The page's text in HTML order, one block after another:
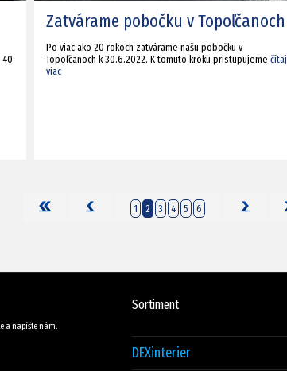
40
Zatvárame pobočku v Topoľčanoch
Po viac ako 20 rokoch zatvárame našu pobočku v
Topoľčanoch k 30.6.2022. K tomuto kroku pristupujeme čítaj
viac
1 2 3 4 5 6
a napíšte nám.
Sortiment
DEXinterier